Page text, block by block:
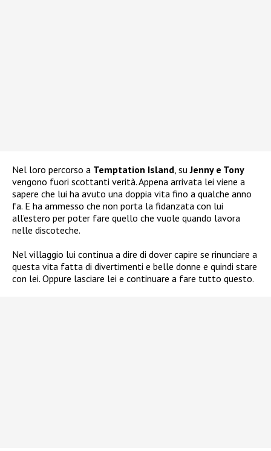
Nel loro percorso a Temptation Island , suJenny e Tony
vengono fuori scottanti verità. Appena arrivata lei viene a
sapere che lui ha avuto una doppia vita fino a qualche anno
fa. E ha ammesso che non porta la fidanzata con lui
all’estero per poter fare quello che vuole quando lavora
nelle discoteche.
Nel villaggio lui continua a dire di dover capire se rinunciare a
questa vita fatta di divertimenti e belle donne e quindi stare
con lei. Oppure lasciare lei e continuare a fare tutto questo.